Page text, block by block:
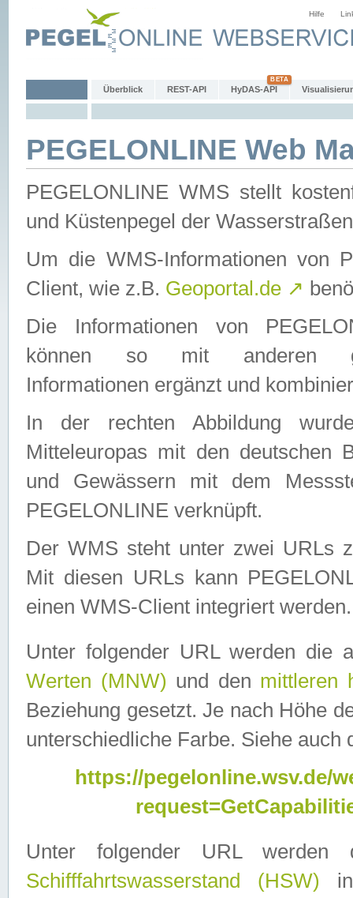
Hilfe
Überblick REST-API HyDAS-API
PEGELONLINE Web
PEGELONLINE WMS stellt
und Küstenpegel der
Um die WMS-Informationen von
Client, wie z.B. Geoportal.de ↗
Die Informationen von
können so mit anderen
Informationen ergänzt und
In der rechten Abbildung
Mitteleuropas mit den deutschen
und Gewässern mit dem
PEGELONLINE verknüpft.
Der WMS steht unter zwei URLs
Mit diesen URLs kann
einen WMS-Client integriert werden.
Unter folgender URL werden die
Werten (MNW) und den mittleren
Beziehung gesetzt. Je nach Höhe
unterschiedliche Farbe. Siehe auch
https://pegelonline.wsv.de/
Unter folgender URL
Schifffahrtswasserstand (HSW)